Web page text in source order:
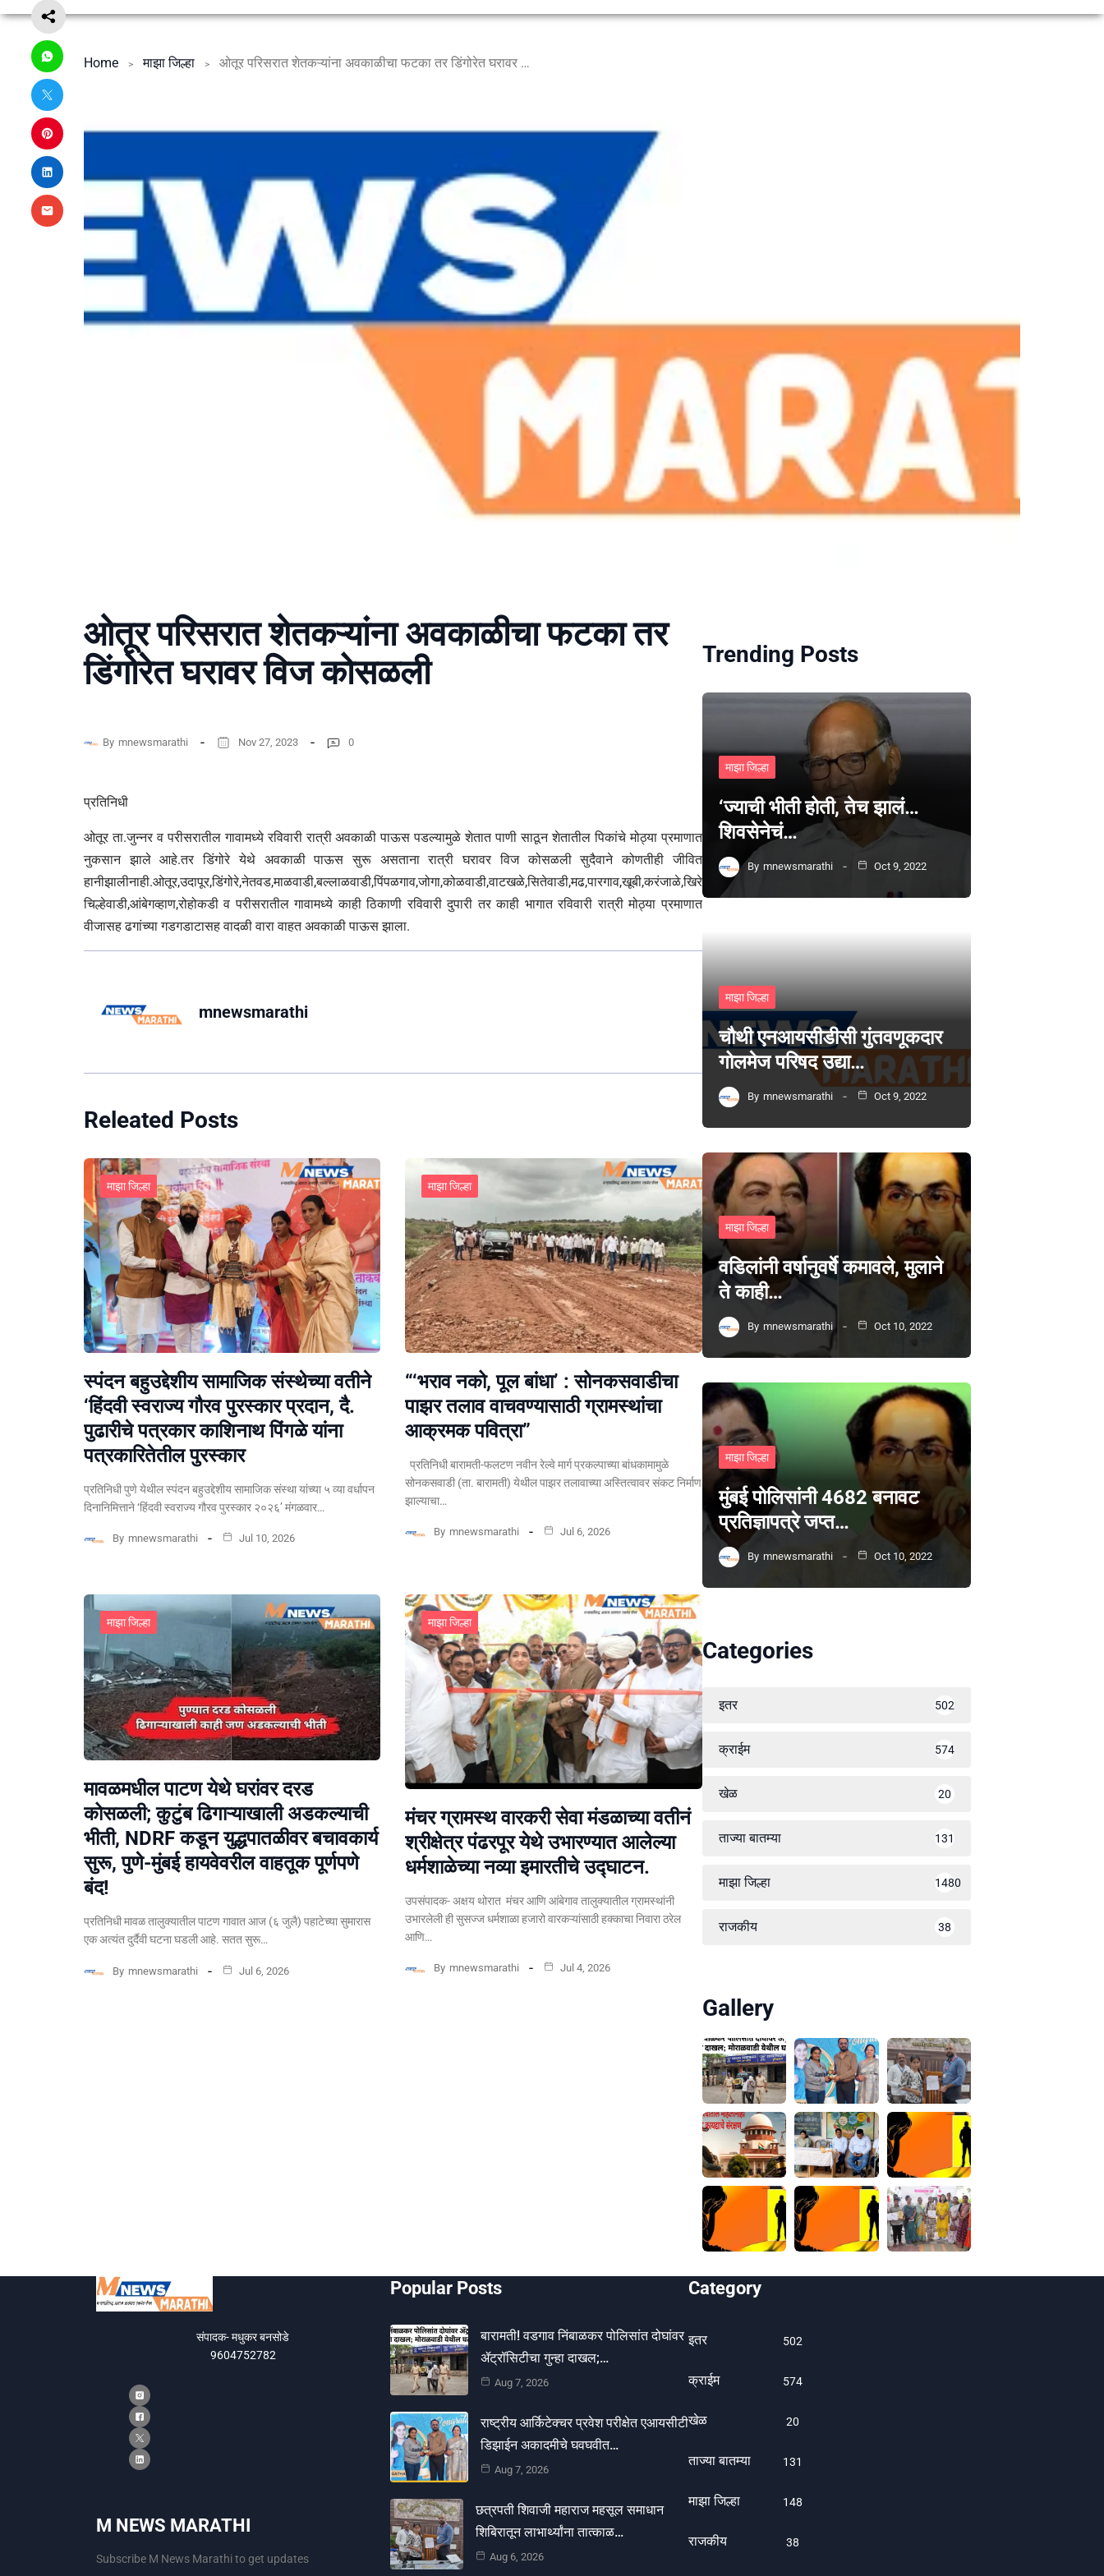
Home माझा जिल्हा ओतूर परिसरात शेतकऱ्यांना अवकाळीचा फटका तर डिंगोरेत घरावर विज कोसळली
ओतूर परिसरात शेतकऱ्यांना अवकाळीचा फटका तर
डिंगोरेत घरावर विज कोसळली
By mnewsmarathi Nov 27, 2023 0
प्रतिनिधी
ओतूर ता.जुन्नर व परीसरातील गावामध्ये रविवारी रात्री अवकाळी पाऊस पडल्यामुळे शेतात पाणी साठून शेतातील पिकांचे मोठ्या प्रमाणात
नुकसान झाले आहे.तर डिंगोरे येथे अवकाळी पाऊस सुरू असताना रात्री घरावर विज कोसळली सुदैवाने कोणतीही जीवित
हानीझालीनाही.ओतूर,उदापूर,डिंगोरे,नेतवड,माळवाडी,बल्लाळवाडी,पिंपळगाव,जोगा,कोळवाडी,वाटखळे,सितेवाडी,मढ,पारगाव,खूबी,करंजाळे,खिरेश्वर,सांगनोरे,कोपरे,मांडवे,मुथाळणे
चिल्हेवाडी,आंबेगव्हाण,रोहोकडी व परीसरातील गावामध्ये काही ठिकाणी रविवारी दुपारी तर काही भागात रविवारी रात्री मोठ्या प्रमाणात
वीजासह ढगांच्या गडगडाटासह वादळी वारा वाहत अवकाळी पाऊस झाला.
mnewsmarathi
Releated Posts
माझा जिल्हा
स्पंदन बहुउद्देशीय सामाजिक संस्थेच्या वतीने
‘हिंदवी स्वराज्य गौरव पुरस्कार प्रदान, दै.
पुढारीचे पत्रकार काशिनाथ पिंगळे यांना
पत्रकारितेतील पुरस्कार
प्रतिनिधी पुणे येथील स्पंदन बहुउद्देशीय सामाजिक संस्था यांच्या ५ व्या वर्धापन
दिनानिमित्ताने ‘हिंदवी स्वराज्य गौरव पुरस्कार २०२६’ मंगळवार…
By mnewsmarathi Jul 10, 2026
माझा जिल्हा
“‘भराव नको, पूल बांधा’ : सोनकसवाडीचा
पाझर तलाव वाचवण्यासाठी ग्रामस्थांचा
आक्रमक पवित्रा”
प्रतिनिधी बारामती-फलटण नवीन रेल्वे मार्ग प्रकल्पाच्या बांधकामामुळे
सोनकसवाडी (ता. बारामती) येथील पाझर तलावाच्या अस्तित्वावर संकट निर्माण
झाल्याचा…
By mnewsmarathi Jul 6, 2026
माझा जिल्हा
मावळमधील पाटण येथे घरांवर दरड
कोसळली; कुटुंब ढिगाऱ्याखाली अडकल्याची
भीती, NDRF कडून युद्धपातळीवर बचावकार्य
सुरू, पुणे-मुंबई हायवेवरील वाहतूक पूर्णपणे
बंद!
​प्रतिनिधी मावळ तालुक्यातील पाटण गावात आज (६ जुलै) पहाटेच्या सुमारास
एक अत्यंत दुर्दैवी घटना घडली आहे. सतत सुरू…
By mnewsmarathi Jul 6, 2026
माझा जिल्हा
मंचर ग्रामस्थ वारकरी सेवा मंडळाच्या वतीनं
श्रीक्षेत्र पंढरपूर येथे उभारण्यात आलेल्या
धर्मशाळेच्या नव्या इमारतीचे उद्घाटन.
उपसंपादक- अक्षय थोरात मंचर आणि आंबेगाव तालुक्यातील ग्रामस्थांनी
उभारलेली ही सुसज्ज धर्मशाळा हजारो वारकऱ्यांसाठी हक्काचा निवारा ठरेल
आणि…
By mnewsmarathi Jul 4, 2026
Trending Posts
माझा जिल्हा
‘ज्याची भीती होती, तेच झालं…
शिवसेनेचं…
By mnewsmarathi Oct 9, 2022
माझा जिल्हा
चौथी एनआयसीडीसी गुंतवणूकदार
गोलमेज परिषद उद्या…
By mnewsmarathi Oct 9, 2022
माझा जिल्हा
वडिलांनी वर्षानुवर्षे कमावले, मुलाने
ते काही…
By mnewsmarathi Oct 10, 2022
माझा जिल्हा
मुंबई पोलिसांनी 4682 बनावट
प्रतिज्ञापत्रे जप्त…
By mnewsmarathi Oct 10, 2022
Categories
इतर 502
क्राईम 574
खेळ 20
ताज्या बातम्या 131
माझा जिल्हा 1480
राजकीय 38
Gallery
संपादक- मधुकर बनसोडे
9604752782
M NEWS MARATHI
Subscribe M News Marathi to get updates
Popular Posts
बारामती! वडगाव निंबाळकर पोलिसांत दोघांवर
ॲट्रॉसिटीचा गुन्हा दाखल;…
Aug 7, 2026
राष्ट्रीय आर्किटेक्चर प्रवेश परीक्षेत एआयसीटी
डिझाईन अकादमीचे घवघवीत…
Aug 7, 2026
छत्रपती शिवाजी महाराज महसूल समाधान
शिबिरातून लाभार्थ्यांना तात्काळ…
Aug 6, 2026
Category
इतर 502
क्राईम 574
खेळ 20
ताज्या बातम्या 131
माझा जिल्हा 1480
राजकीय 38